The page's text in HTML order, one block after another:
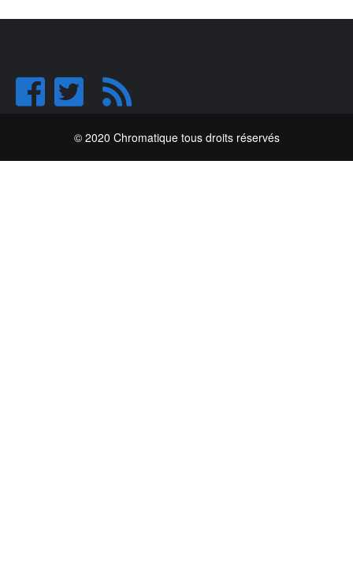
© 2020 Chromatique tous droits réservés